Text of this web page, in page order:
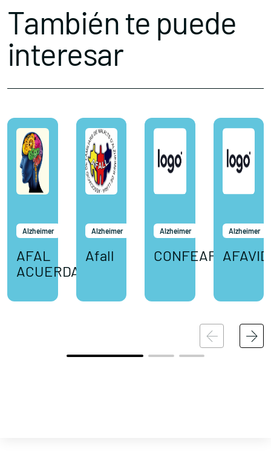
También te puede
interesar
Alzheimer
AFAL
ACUERDATE
Alzheimer
Afall
Alzheimer
CONFEAFA
Alzheimer